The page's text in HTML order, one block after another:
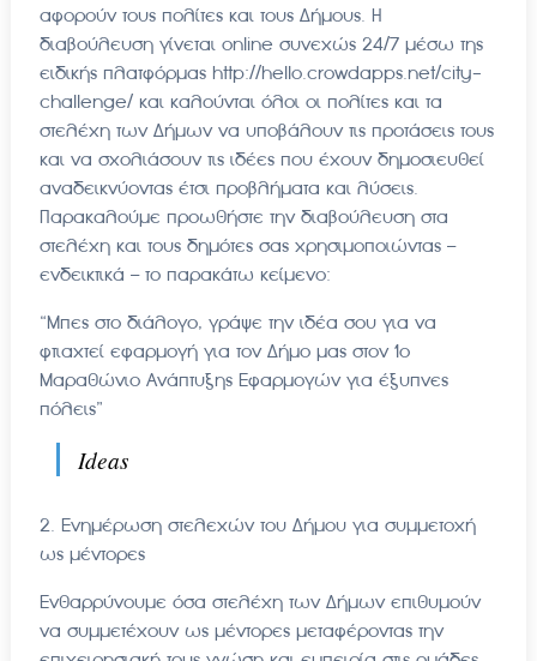
αφορούν τους πολίτες και τους Δήμους. Η
διαβούλευση γίνεται online συνεχώς 24/7 μέσω της
ειδικής πλατφόρμας http://hello.crowdapps.net/city-
challenge/ και καλούνται όλοι οι πολίτες και τα
στελέχη των Δήμων να υποβάλουν τις προτάσεις τους
και να σχολιάσουν τις ιδέες που έχουν δημοσιευθεί
αναδεικνύοντας έτσι προβλήματα και λύσεις.
Παρακαλούμε προωθήστε την διαβούλευση στα
στελέχη και τους δημότες σας χρησιμοποιώντας –
ενδεικτικά – το παρακάτω κείμενο:
“Μπες στο διάλογο, γράψε την ιδέα σου για να
φτιαχτεί εφαρμογή για τον Δήμο μας στον 1ο
Μαραθώνιο Ανάπτυξης Εφαρμογών για έξυπνες
πόλεις”
Ideas
2. Ενημέρωση στελεχών του Δήμου για συμμετοχή
ως μέντορες
Ενθαρρύνουμε όσα στελέχη των Δήμων επιθυμούν
να συμμετέχουν ως μέντορες μεταφέροντας την